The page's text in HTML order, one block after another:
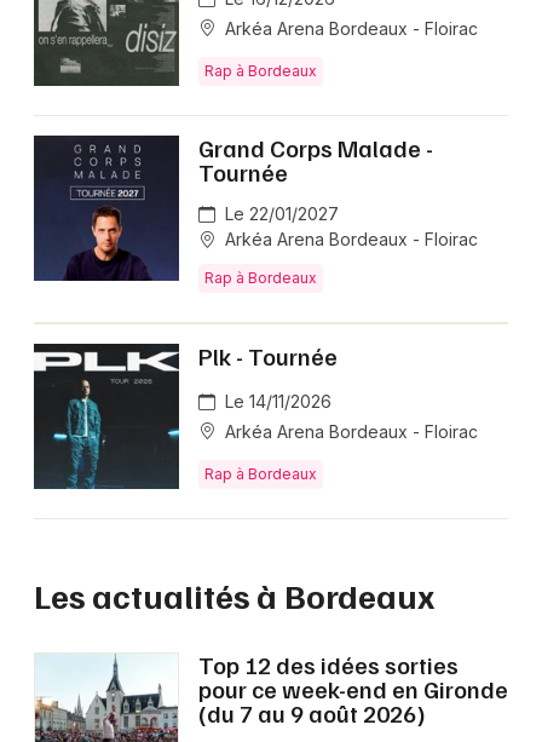
Arkéa Arena Bordeaux - Floirac
Rap à Bordeaux
Grand Corps Malade -
Tournée
Le 22/01/2027
Arkéa Arena Bordeaux - Floirac
Rap à Bordeaux
Plk - Tournée
Le 14/11/2026
Arkéa Arena Bordeaux - Floirac
Rap à Bordeaux
Les actualités à Bordeaux
Top 12 des idées sorties
pour ce week-end en Gironde
(du 7 au 9 août 2026)